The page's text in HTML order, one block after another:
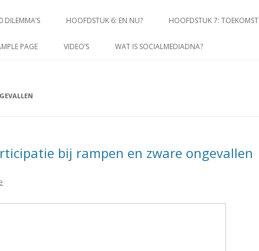
HOOFDSTUK 6: EN NU? HOOFDSTUK 7: TOEKOMST
PAGE VIDEO’S WAT IS SOCIALMEDIADNA?
bij rampen en zware ongevallen